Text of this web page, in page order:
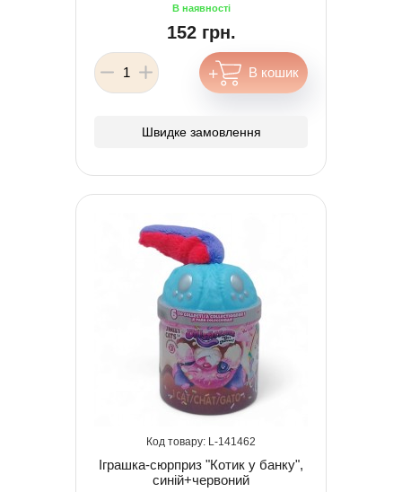
152 грн.
Швидке замовлення
141462
Іграшка-сюрприз "Котик у банку",
синій+червоний